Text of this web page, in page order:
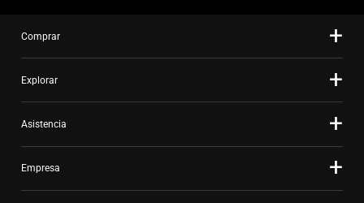
Comprar
Explorar
Asistencia
Empresa